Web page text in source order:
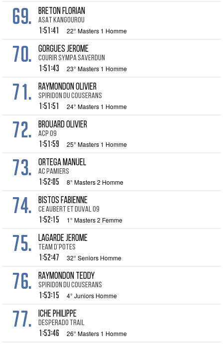
69. BRETON Florian
ASAT KANGOUROU
1:51:41 22° Masters 1 Homme
70. GORGUES Jerome
courir sympa saverdun
1:51:43 23° Masters 1 Homme
71. RAYMONDON Olivier
Spiridon du Couserans
1:51:51 24° Masters 1 Homme
72. BROUARD Olivier
Acp 09
1:51:59 25° Masters 1 Homme
73. ORTEGA Manuel
AC PAMIERS
1:52:05 8° Masters 2 Homme
74. BISTOS Fabienne
CE Aubert et Duval 09
1:52:15 1° Masters 2 Femme
75. LAGARDE Jerome
Team D’potes
1:52:47 32° Seniors Homme
76. RAYMONDON Teddy
Spiridon du Couserans
1:53:15 4° Juniors Homme
77. ICHE Philippe
Desperado trail
1:53:46 26° Masters 1 Homme